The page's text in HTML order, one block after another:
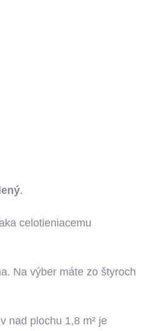
.
celotieniacemu
Na výber máte zo štyroch
nad plochu 1,8 m² je